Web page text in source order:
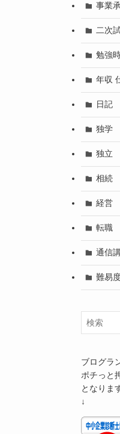
事業
二次
勉強
年収
日記
独学
独立
相続
経営
転職
通信
難易
ブログラ
ポチっと
となりま
↓